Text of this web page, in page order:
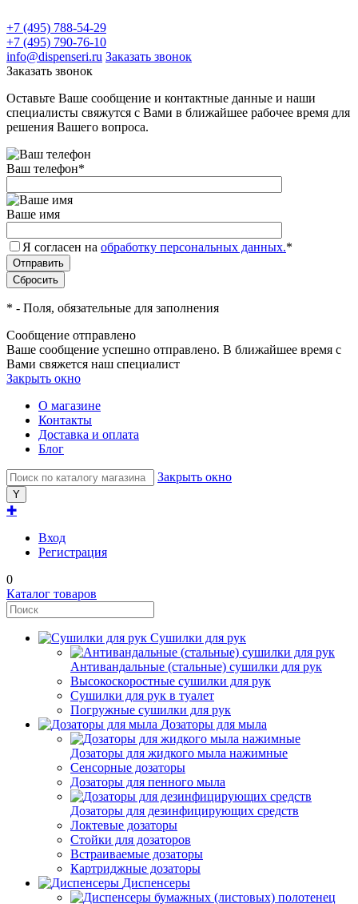
+7 (495) 788-54-29
+7 (495) 790-76-10
info@dispenseri.ru Заказать звонок
Заказать звонок
Оставьте Ваше сообщение и контактные данные и наши
специалисты свяжутся с Вами в ближайшее рабочее время для
решения Вашего вопроса.
Ваш телефон*
Ваше имя
Я согласен на обработку персональных данных.*
* - Поля, обязательные для заполнения
Сообщение отправлено
Ваше сообщение успешно отправлено. В ближайшее время с
Вами свяжется наш специалист
Закрыть окно
О магазине
Контакты
Доставка и оплата
Блог
Закрыть окно
✚
Вход
Регистрация
0
Каталог товаров
Сушилки для рук
Антивандальные (стальные) сушилки для рук
Высокоскоростные сушилки для рук
Сушилки для рук в туалет
Погружные сушилки для рук
Дозаторы для мыла
Дозаторы для жидкого мыла нажимные
Сенсорные дозаторы
Дозаторы для пенного мыла
Дозаторы для дезинфицирующих средств
Локтевые дозаторы
Стойки для дозаторов
Встраиваемые дозаторы
Картриджные дозаторы
Диспенсеры